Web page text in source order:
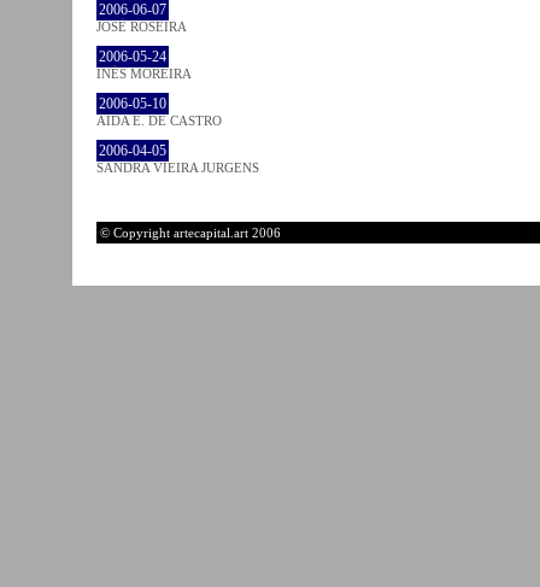
2006-06-07
JOSÉ ROSEIRA
2006-05-24
INÊS MOREIRA
2006-05-10
AIDA E. DE CASTRO
2006-04-05
SANDRA VIEIRA JURGENS
© Copyright artecapital.art 2006